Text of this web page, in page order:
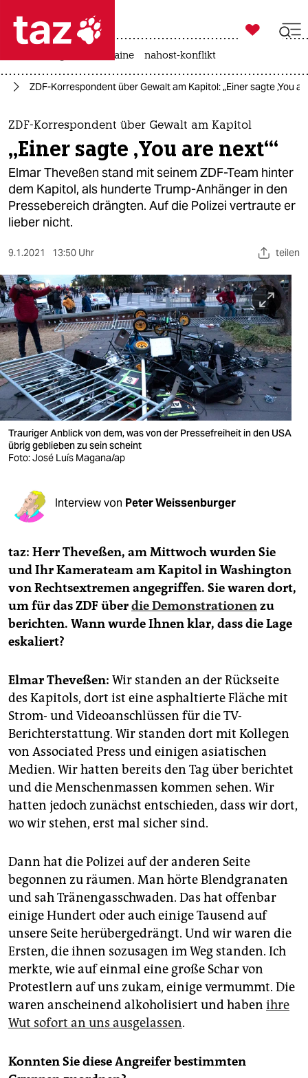
 taz zahl ich
taz zahl ich
themen
politik
öko
gesellschaft
kultur
sport
berlin
nord
wahrheit
verlag
verlag
veranstaltungen
fragen & hilfe
abo
genossenschaft
epaper login

taz zahl ich
krieg in der ukraine nahost-konflikt
ZDF-Korrespondent über Gewalt am Kapitol: „Einer sagte ‚You
ZDF-Korrespondent über Gewalt am Kapitol
„Einer sagte ‚You are next‘“
Elmar Theveßen stand mit seinem ZDF-Team hinter
dem Kapitol, als hunderte Trump-Anhänger in den
Pressebereich drängten. Auf die Polizei vertraute er
lieber nicht.
9.1.2021 13:50 Uhr teilen
Trauriger Anblick von dem, was von der Pressefreiheit in den USA
übrig geblieben zu sein scheint
Foto: José Luís Magana/ap
Interview von Peter Weissenburger
taz: Herr Theveßen, am Mittwoch wurden Sie
und Ihr Kamerateam am Kapitol in Washington
von Rechtsextremen angegriffen. Sie waren dort,
um für das ZDF überdie Demonstrationenzu
berichten. Wann wurde Ihnen klar, dass die Lage
eskaliert?
Elmar Theveßen: Wir standen an der Rückseite
des Kapitols, dort ist eine asphaltierte Fläche mit
Strom- und Videoanschlüssen für die TV-
Berichterstattung. Wir standen dort mit Kollegen
von Associated Press und einigen asiatischen
Medien. Wir hatten bereits den Tag über berichtet
und die Menschenmassen kommen sehen. Wir
hatten jedoch zunächst entschieden, dass wir dort,
wo wir stehen, erst mal sicher sind.
Dann hat die Polizei auf der anderen Seite
begonnen zu räumen. Man hörte Blendgranaten
und sah Tränengasschwaden. Das hat offenbar
einige Hundert oder auch einige Tausend auf
unsere Seite herübergedrängt. Und wir waren die
Ersten, die ihnen sozusagen im Weg standen. Ich
merkte, wie auf einmal eine große Schar von
Protestlern auf uns zukam, einige vermummt. Die
waren anscheinend alkoholisiert und haben ihre
Wut sofort an uns ausgelassen.
Konnten Sie diese Angreifer bestimmten